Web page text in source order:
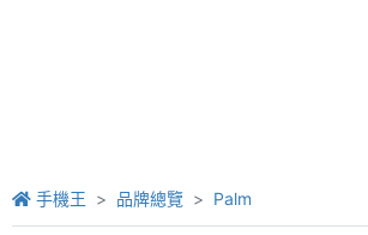
手機王 品牌總覽 Palm